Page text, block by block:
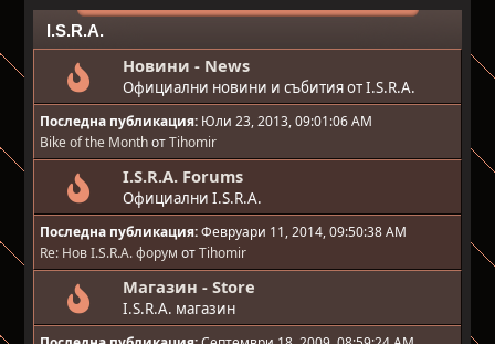
I.S.R.A.
Новини - News
Официални новини и събития от I.S.R.A.
Последна публикация: Юли 23, 2013, 09:01:06 AM
Bike of the MonthотTihomir
I.S.R.A. Forums
Официални I.S.R.A.
Последна публикация:Февруари 11, 2014, 09:50:38 AM
Re: Нов I.S.R.A. форум отTihomir
Магазин - Store
I.S.R.A. магазин